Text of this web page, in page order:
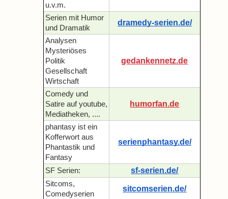
u.v.m.
Serien mit Humor
und Dramatik
dramedy-serien.de/
Analysen
Mysteriöses
Politik
Gesellschaft
Wirtschaft
gedankennetz.de
Comedy und
Satire auf youtube,
Mediatheken, ....
humorfan.de
phantasy ist ein
Kofferwort aus
Phantastik und
Fantasy
serienphantasy.de/
SF Serien: sf-serien.de/
Sitcoms,
Comedyserien
sitcomserien.de/